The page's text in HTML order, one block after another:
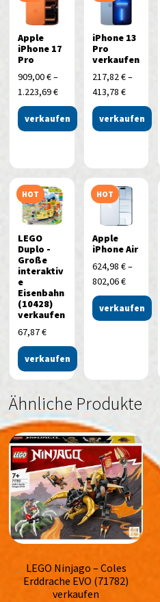
Apple
iPhone 17
Pro
909,00€–
1.223,69€
verkaufen
iPhone 13
Pro
verkaufen
217,82€–
413,78 €
verkaufen
HOT
LEGO
Duplo -
Große
interaktiv
e
Eisenbahn
(10428)
verkaufen
67,87€
verkaufen
HOT
Apple
iPhone Air
624,98 €–
802,06€
verkaufen
Ähnliche Produkte
LEGO Ninjago – Coles
Erddrache EVO (71782)
verkaufen